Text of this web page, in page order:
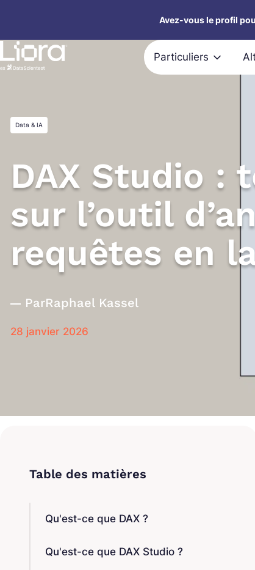
contenu
Avez-vous le profil
Particuliers
Data & IA
DAX Studio :
sur l’outil
requêtes en
ParRaphael Kassel
28 janvier 2026
Qu'est-ce que DAX ?
Qu'est-ce que DAX Studio ?